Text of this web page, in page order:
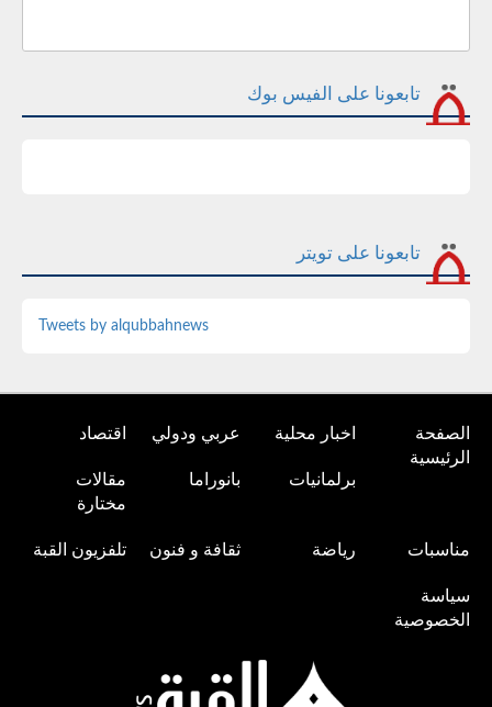
تابعونا على الفيس بوك
تابعونا على تويتر
Tweets by alqubbahnews
الصفحة
الرئيسية
اخبار محلية عربي ودولي اقتصاد
برلمانيات بانوراما
مقالات
مختارة
مناسبات رياضة ثقافة و فنون تلفزيون القبة
سياسة
الخصوصية